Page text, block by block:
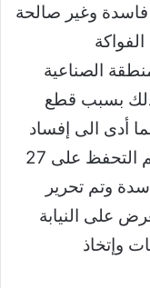
وغير صالحة
الصناعية
وذلك بسبب قطع
أدى الى إفساد
المضبوطات وعدم صلاحيتها حيث تم التحفظ على 27
وتم تحرير
على النيابة
وإتخاذ